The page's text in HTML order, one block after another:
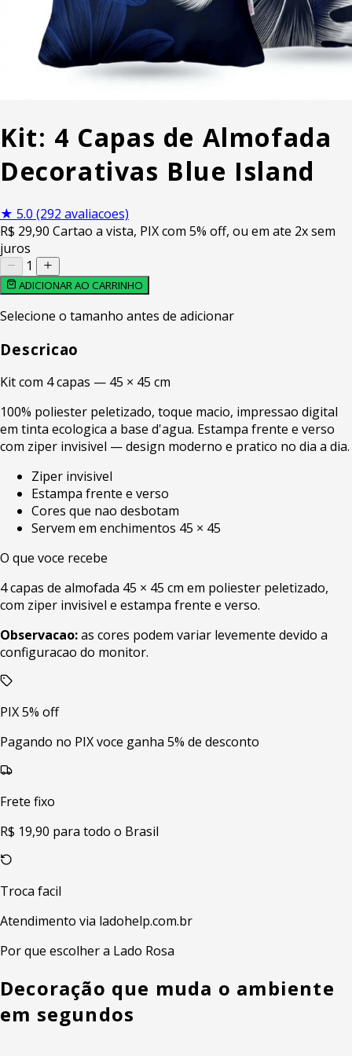
Kit: 4 Capas de Almofada
Decorativas Blue Island
★ 5.0 (292 avaliacoes)
R$ 29,90 Cartao a vista, PIX com 5% off, ou em ate 2x sem
juros
1
ADICIONAR AO CARRINHO
Selecione o tamanho antes de adicionar
Descricao
Kit com 4 capas — 45 × 45 cm
100% poliester peletizado, toque macio, impressao digital
em tinta ecologica a base d'agua. Estampa frente e verso
com ziper invisivel — design moderno e pratico no dia a dia.
Ziper invisivel
Estampa frente e verso
Cores que nao desbotam
Servem em enchimentos 45 × 45
O que voce recebe
4 capas de almofada 45 × 45 cm em poliester peletizado,
com ziper invisivel e estampa frente e verso.
Observacao:as cores podem variar levemente devido a
configuracao do monitor.
PIX 5% off
Pagando no PIX voce ganha 5% de desconto
Frete fixo
R$ 19,90 para todo o Brasil
Troca facil
Atendimento via ladohelp.com.br
Por que escolher a Lado Rosa
Decoração que muda o ambiente
em segundos